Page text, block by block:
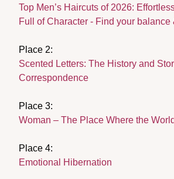
Top Men’s Haircuts of 2026:
Full of Character - Find your balance
Place 2:
Scented Letters: The History and
Correspondence
Place 3:
Woman – The Place Where the
Place 4:
Emotional Hibernation